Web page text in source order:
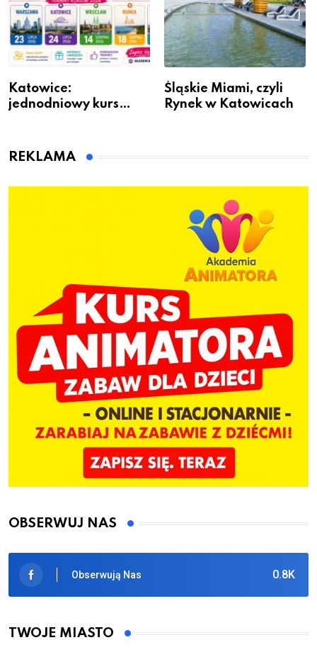
Katowice:
jednodniowy kurs
dzieci
Śląskie Miami, czyli
Rynek w Katowicach
REKLAMA
OBSERWUJ NAS
0.8K
Obserwują Nas
TWOJE MIASTO